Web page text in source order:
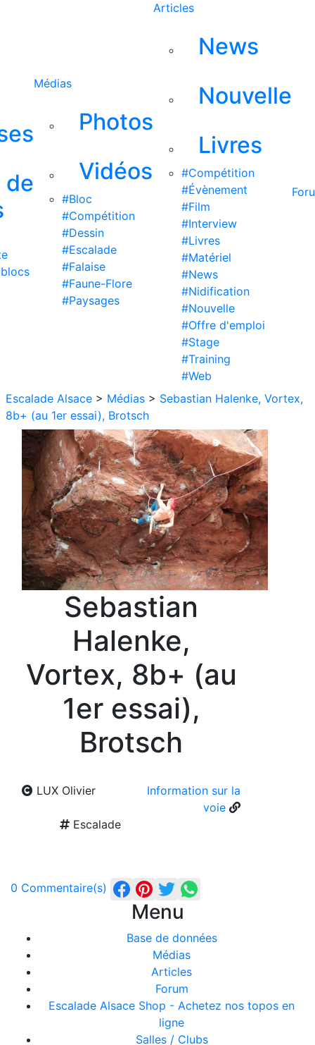
de
Médias
Photos
Vidéos
#Bloc
#Compétition
#Dessin
#Escalade
#Falaise
#Faune-Flore
#Paysages
Articles
News
Nouvelle
Livres
#Compétition
#Évènement
#Film
#Interview
#Livres
#Matériel
#News
#Nidification
#Nouvelle
#Offre d'emploi
#Stage
#Training
#Web
Escalade Alsace > Médias > Sebastian Halenke, Vortex,
8b+ (au 1er essai), Brotsch
Sebastian
Halenke,
Vortex, 8b+ (au
1er essai),
Brotsch
LUX Olivier
Information sur la
voie
Escalade
0 Commentaire(s)
Menu
Base de données
Médias
Articles
Forum
Escalade Alsace Shop - Achetez nos topos en
ligne
Salles / Clubs